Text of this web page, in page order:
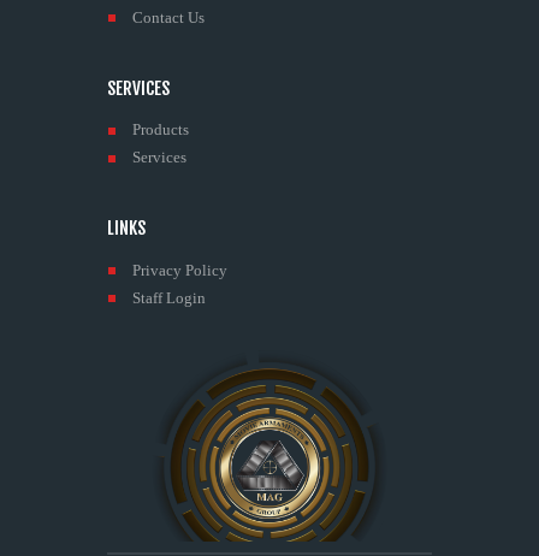
Contact Us
SERVICES
Products
Services
LINKS
Privacy Policy
Staff Login